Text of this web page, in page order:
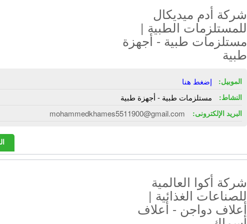
شركة أدم ميديكال
للمستلزمات الطبية |
مستلزمات طبية - أجهزة
طبية
الموبيل: إضغط هنا
النشاط: مستلزمات طبية - أجهزة طبية
البريد الإلكترونى: mohammedkhames5511900@gmail.com
شركة أكوا العالمية
للصناعات الغذائية |
أعلاف دواجن - أعلاف